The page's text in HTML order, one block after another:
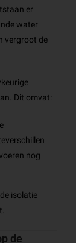
er
water
vergroot de
Dit omvat:
nog
isolatie
de